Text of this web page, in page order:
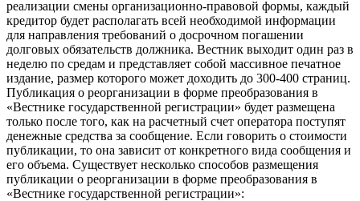
реализации смены организационно-правовой формы, каждый
кредитор будет располагать всей необходимой информации
для направления требований о досрочном погашении
долговых обязательств должника. Вестник выходит один раз в
неделю по средам и представляет собой массивное печатное
издание, размер которого может доходить до 300-400 страниц.
Публикация о реорганизации в форме преобразования в
«Вестнике государственной регистрации» будет размещена
только после того, как на расчетный счет оператора поступят
денежные средства за сообщение. Если говорить о стоимости
публикации, то она зависит от конкретного вида сообщения и
его объема. Существует несколько способов размещения
публикации о реорганизации в форме преобразования в
«Вестнике государственной регистрации»: